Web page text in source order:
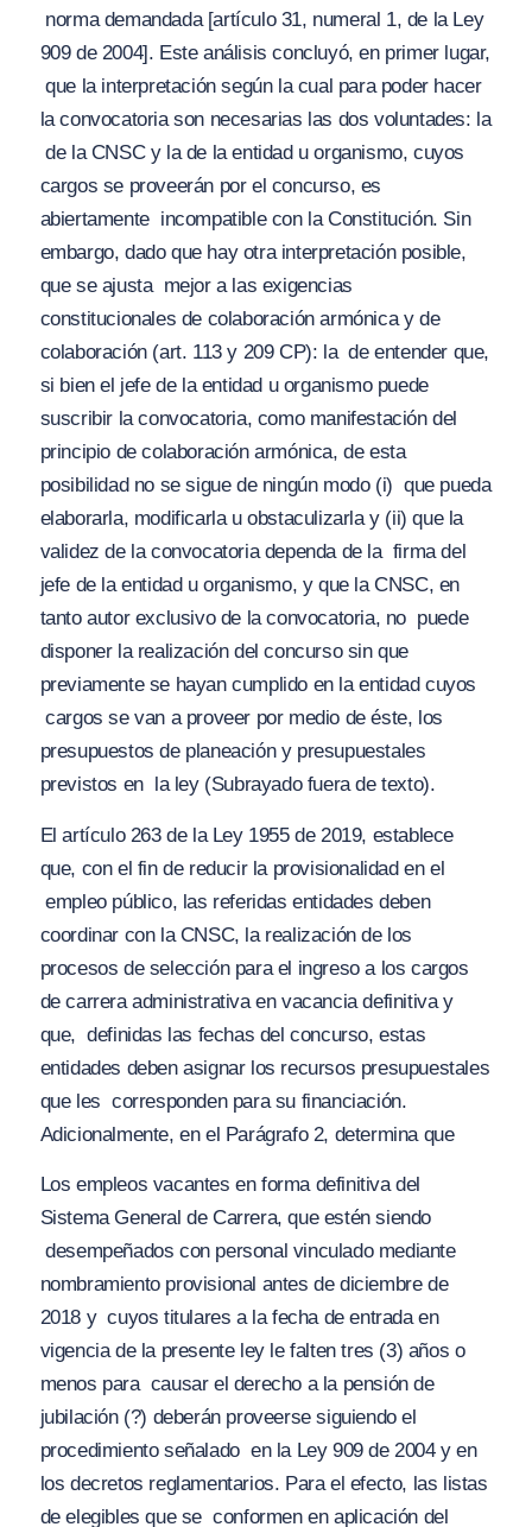
norma demandada [artículo 31, numeral 1, de la Ley
909 de 2004]. Este análisis concluyó, en primer lugar,
que la interpretación según la cual para poder hacer
la convocatoria son necesarias las dos voluntades: la
de la CNSC y la de la entidad u organismo, cuyos
cargos se proveerán por el concurso, es
abiertamente incompatible con la Constitución. Sin
embargo, dado que hay otra interpretación posible,
que se ajusta mejor a las exigencias
constitucionales de colaboración armónica y de
colaboración (art. 113 y 209 CP): la de entender que,
si bien el jefe de la entidad u organismo puede
suscribir la convocatoria, como manifestación del
principio de colaboración armónica, de esta
posibilidad no se sigue de ningún modo (i) que pueda
elaborarla, modificarla u obstaculizarla y (ii) que la
validez de la convocatoria dependa de la firma del
jefe de la entidad u organismo, y que la CNSC, en
tanto autor exclusivo de la convocatoria, no puede
disponer la realización del concurso sin que
previamente se hayan cumplido en la entidad cuyos
cargos se van a proveer por medio de éste, los
presupuestos de planeación y presupuestales
previstos en
la ley (Subrayado fuera de texto).
El artículo 263 de la Ley 1955 de 2019, establece
que, con el fin de reducir la provisionalidad en el
empleo público, las referidas entidades deben
coordinar con la CNSC, la realización de los
procesos de selección para el ingreso a los cargos
de carrera administrativa en vacancia definitiva y
que, definidas las fechas del concurso, estas
entidades deben asignar los recursos presupuestales
que les corresponden para su financiación.
Adicionalmente, en el Parágrafo 2, determina que
Los empleos vacantes en forma definitiva del
Sistema General de Carrera, que estén siendo
desempeñados con personal vinculado mediante
nombramiento provisional antes de diciembre de
2018 y cuyos titulares a la fecha de entrada en
vigencia de la presente ley le falten tres (3) años o
menos para causar el derecho a la pensión de
jubilación (?) deberán proveerse siguiendo el
procedimiento señalado en la Ley 909 de 2004 y en
los decretos reglamentarios. Para el efecto, las listas
de elegibles que se conformen en aplicación del